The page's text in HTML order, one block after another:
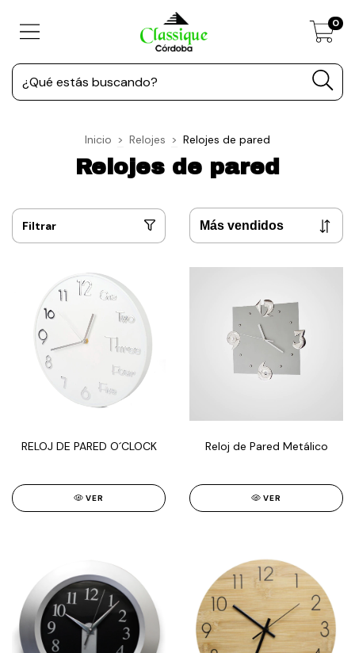
0
Inicio > Relojes > Relojes de pared
Relojes de pared
Filtrar
RELOJ DE PARED O´CLOCK
VER
Reloj de Pared Metálico
VER